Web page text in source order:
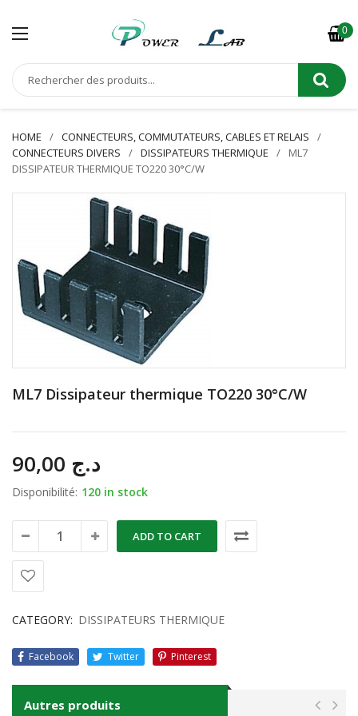
0
HOME
CONNECTEURS, COMMUTATEURS, CABLES ET RELAIS
CONNECTEURS DIVERS
DISSIPATEURS THERMIQUE
ML7
DISSIPATEUR THERMIQUE TO220 30°C/W
ML7 Dissipateur thermique TO220 30°C/W
د.ج
Disponibilité: 120 in stock
ADD TO CART
CATEGORY: DISSIPATEURS THERMIQUE
Facebook Twitter Pinterest
Autres produits